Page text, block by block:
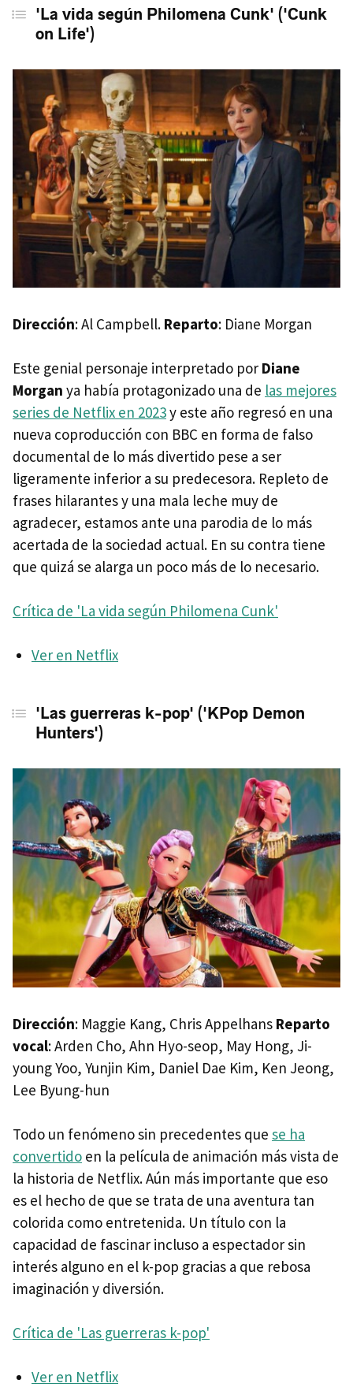
'La vida según Philomena Cunk' ('Cunk
on Life')
Dirección: Al Campbell. Reparto: Diane Morgan
Este genial personaje interpretado por Diane
Morgan ya había protagonizado una de las mejores
series de Netflix en 2023y este año regresó en una
nueva coproducción con BBC en forma de falso
documental de lo más divertido pese a ser
ligeramente inferior a su predecesora. Repleto de
frases hilarantes y una mala leche muy de
agradecer, estamos ante una parodia de lo más
acertada de la sociedad actual. En su contra tiene
que quizá se alarga un poco más de lo necesario.
Crítica de 'La vida según Philomena Cunk'
Ver en Netflix
'Las guerreras k-pop' ('KPop Demon
Hunters')
Dirección: Maggie Kang, Chris Appelhans Reparto
vocal: Arden Cho, Ahn Hyo-seop, May Hong, Ji-
young Yoo, Yunjin Kim, Daniel Dae Kim, Ken Jeong,
Lee Byung-hun
Todo un fenómeno sin precedentes que se ha
convertido en la película de animación más vista de
la historia de Netflix. Aún más importante que eso
es el hecho de que se trata de una aventura tan
colorida como entretenida. Un título con la
capacidad de fascinar incluso a espectador sin
interés alguno en el k-pop gracias a que rebosa
imaginación y diversión.
Crítica de 'Las guerreras k-pop'
Ver en Netflix